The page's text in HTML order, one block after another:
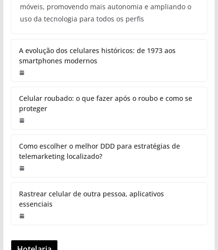
móveis, promovendo mais autonomia e ampliando o
uso da tecnologia para todos os perfis
A evolução dos celulares históricos: de 1973 aos
smartphones modernos
Celular roubado: o que fazer após o roubo e como se
proteger
Como escolher o melhor DDD para estratégias de
telemarketing localizado?
Rastrear celular de outra pessoa, aplicativos
essenciais